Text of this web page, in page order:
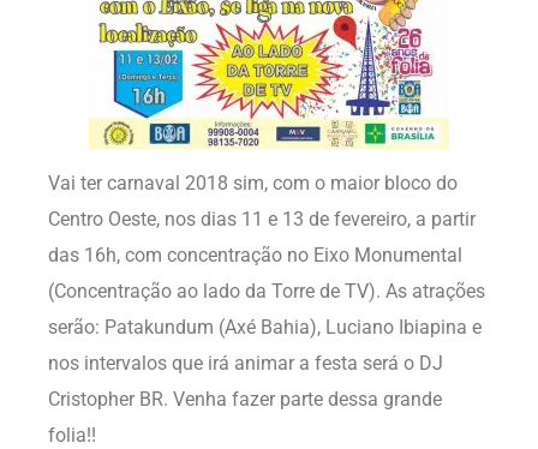
Vai ter carnaval 2018 sim, com o maior bloco do
Centro Oeste, nos dias 11 e 13 de fevereiro, a partir
das 16h, com concentração no Eixo Monumental
(Concentração ao lado da Torre de TV). As atrações
serão: Patakundum (Axé Bahia), Luciano Ibiapina e
nos intervalos que irá animar a festa será o DJ
Cristopher BR. Venha fazer parte dessa grande
folia!!